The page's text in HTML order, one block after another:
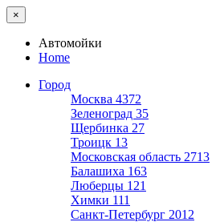
×
Автомойки
Home
Город
Москва 4372
Зеленоград 35
Щербинка 27
Троицк 13
Московская область 2713
Балашиха 163
Люберцы 121
Химки 111
Санкт-Петербург 2012